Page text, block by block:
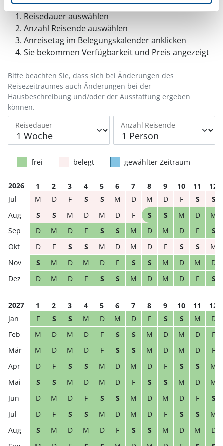
Reisedauer auswählen
Anzahl Reisende auswählen
Anreisetag im Belegungskalender anklicken
Sie bekommen Verfügbarkeit und Preis angezeigt
Reisedauer Anzahl Reisende
Bitte beachten Sie, dass sich bei Änderungen des
Reisezeitraumes auch Änderungen bei der
Hausbeschreibung und/oder der Ausstattung ergeben
können.
frei belegt gewählter Zeitraum
2026 1 2 3 4 5 6 7 8 9 10 11
12
M
D F S S M D M D F S
S
S
S M D M D F S S M D
M
D
M D F S S M D M D F
S
D
F S S M D M D F S S
M
S
M D M D F S S M D M
D
D
M D F S S M D M D F S
2027 1 2 3 4 5 6 7 8 9 10 11
12
F
S S M D M D F S S M
D
M
D M D F S S M D M D
F
M
D M D F S S M D M D
F
D
F S S M D M D F S S
M
S
S M D M D F S S M D
M
D
M D F S S M D M D F
S
D
F S S M D M D F S S
M
S
M D M D F S S M D M
D